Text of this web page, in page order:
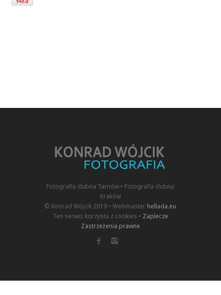
Fotografia ślubna Tarnów • Fotografia ślubna
Kraków
© Konrad Wójcik 2019 • Webmaster hellada.eu
Ten serwis korzysta z cookies • Zaplecze
Zastrzeżenia prawne